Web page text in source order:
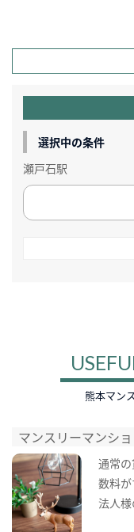
選択中の条件
瀬戸石駅
熊本マン
マンスリーマンシ
通常
数料が
法人